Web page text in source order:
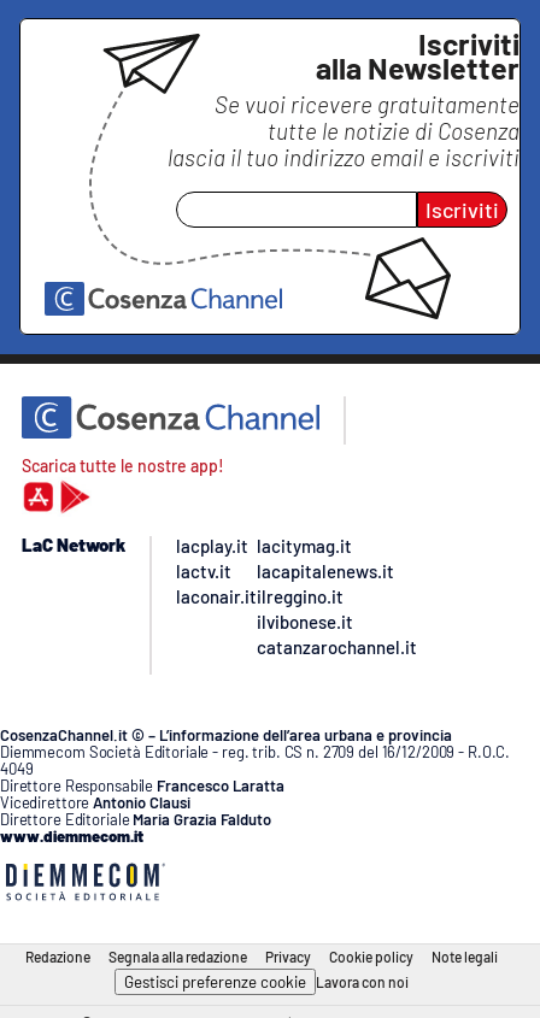
Iscriviti
alla Newsletter
Se vuoi ricevere gratuitamente
tutte le notizie di Cosenza
lascia il tuo indirizzo email e iscriviti
Iscriviti
Scarica tutte le nostre app!
LaC Network
lacplay.it
lactv.it
laconair.it
lacitymag.it
lacapitalenews.it
ilreggino.it
ilvibonese.it
catanzarochannel.it
CosenzaChannel.it © – L’informazione dell’area urbana e provincia
Diemmecom Società Editoriale - reg. trib. CS n. 2709 del 16/12/2009 - R.O.C.
4049
Direttore Responsabile Francesco Laratta
VicedirettoreAntonio Clausi
Direttore Editoriale Maria Grazia Falduto
www.diemmecom.it
Redazione Segnala alla redazione Privacy Cookie policy Note legali
Gestisci preferenze cookie Lavora con noi